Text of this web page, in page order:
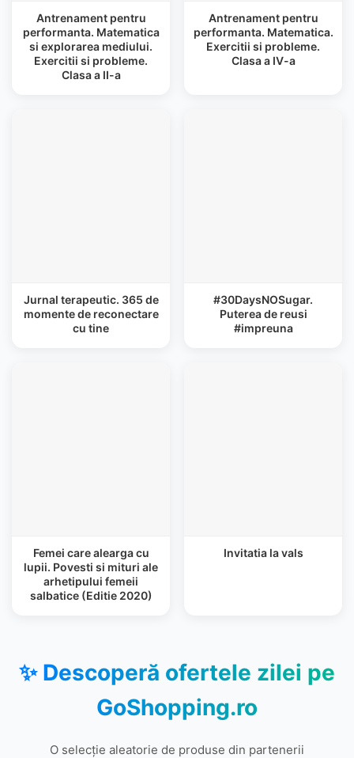
Antrenament pentru
performanta. Matematica
si explorarea mediului.
Exercitii si probleme.
Clasa a II-a
Antrenament pentru
performanta. Matematica.
Exercitii si probleme.
Clasa a IV-a
Jurnal terapeutic. 365 de
momente de reconectare
cu tine
#30DaysNOSugar.
Puterea de reusi
#impreuna
Femei care alearga cu
lupii. Povesti si mituri ale
arhetipului femeii
salbatice (Editie 2020)
Invitatia la vals
✨ Descoperă ofertele zilei pe
GoShopping.ro
O selecție aleatorie de produse din partenerii